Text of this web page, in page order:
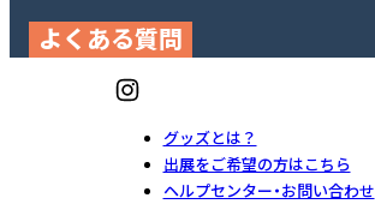
よくある質問
グッズとは？
出展をご希望の方はこちら
ヘルプセンター・お問い合わせ